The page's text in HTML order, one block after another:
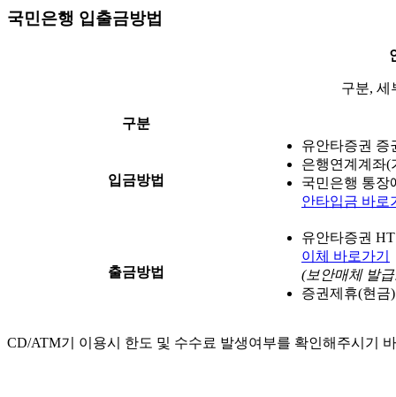
국민은행 입출금방법
구분, 세
구분
입금방법
유안타증권 증
은행연계계좌(
국민은행 통장
안타입금 바로
출금방법
유안타증권
이체 바로가기
(보안매체 발
증권제휴(현금
CD/ATM기 이용시 한도 및 수수료 발생여부를 확인해주시기